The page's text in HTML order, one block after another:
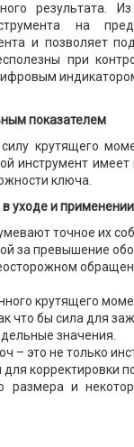
результата.
на
и позволяет
при
показателем
крутящего
инструмент
ключа.
уходе и применении
точное их
за превышение
крутящего
что бы сила для
значения.
– это не только
корректировки
размера и